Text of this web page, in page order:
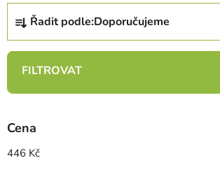
Ř
z
n
p
r
o
Řadit podle:Doporučujeme
Cena
446 Kč